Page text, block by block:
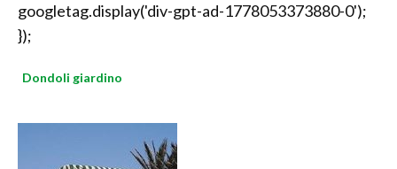
googletag.display('div-gpt-ad-1778053373880-0');
});
Dondoli giardino